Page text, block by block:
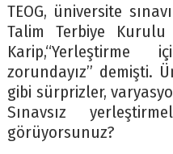
TEOG, üniversite
Talim Terbiye
Karip,“Yerleştirme
zorundayız” demişti.
gibi sürprizler,
Sınavsız
görüyorsunuz?